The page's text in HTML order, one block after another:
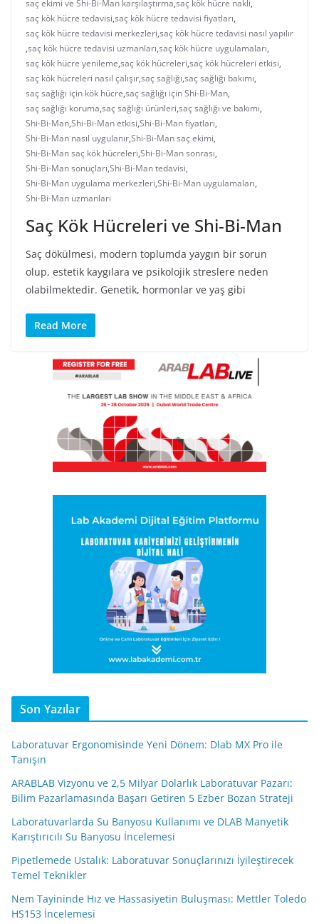
saç ekimi ve Shi-Bi-Man karşılaştırma,saç kök hücre nakli,
saç kök hücre tedavisi,saç kök hücre tedavisi fiyatları,
saç kök hücre tedavisi merkezleri,saç kök hücre tedavisi nasıl yapılır
,saç kök hücre tedavisi uzmanları,saç kök hücre uygulamaları,
saç kök hücre yenileme,saç kök hücreleri,saç kök hücreleri etkisi,
saç kök hücreleri nasıl çalışır,saç sağlığı,saç sağlığı bakımı,
saç sağlığı için kök hücre,saç sağlığı için Shi-Bi-Man,
saç sağlığı koruma,saç sağlığı ürünleri,saç sağlığı ve bakımı,
Shi-Bi-Man,Shi-Bi-Man etkisi,Shi-Bi-Man fiyatları,
Shi-Bi-Man nasıl uygulanır,Shi-Bi-Man saç ekimi,
Shi-Bi-Man saç kök hücreleri,Shi-Bi-Man sonrası,
Shi-Bi-Man sonuçları,Shi-Bi-Man tedavisi,
Shi-Bi-Man uygulama merkezleri,Shi-Bi-Man uygulamaları,
Shi-Bi-Man uzmanları
Saç Kök Hücreleri ve Shi-Bi-Man
Saç dökülmesi, modern toplumda yaygın bir sorun
olup, estetik kaygılara ve psikolojik streslere neden
olabilmektedir. Genetik, hormonlar ve yaş gibi
Read More
Son Yazılar
Laboratuvar Ergonomisinde Yeni Dönem: Dlab MX Pro ile
Tanışın
ARABLAB Vizyonu ve 2,5 Milyar Dolarlık Laboratuvar Pazarı:
Bilim Pazarlamasında Başarı Getiren 5 Ezber Bozan Strateji
Laboratuvarlarda Su Banyosu Kullanımı ve DLAB Manyetik
Karıştırıcılı Su Banyosu İncelemesi
Pipetlemede Ustalık: Laboratuvar Sonuçlarınızı İyileştirecek
Temel Teknikler
Nem Tayininde Hız ve Hassasiyetin Buluşması: Mettler Toledo
HS153 İncelemesi